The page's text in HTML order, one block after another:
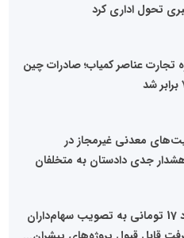
تحول اداری کرد
تجارت عناصر کمیاب؛ صادرات چین
معدنی غیرمجاز در
هشدار جدی دادستان به متخلفان
تقسیم سود 17 تومانی به تصویب سهام‌داران